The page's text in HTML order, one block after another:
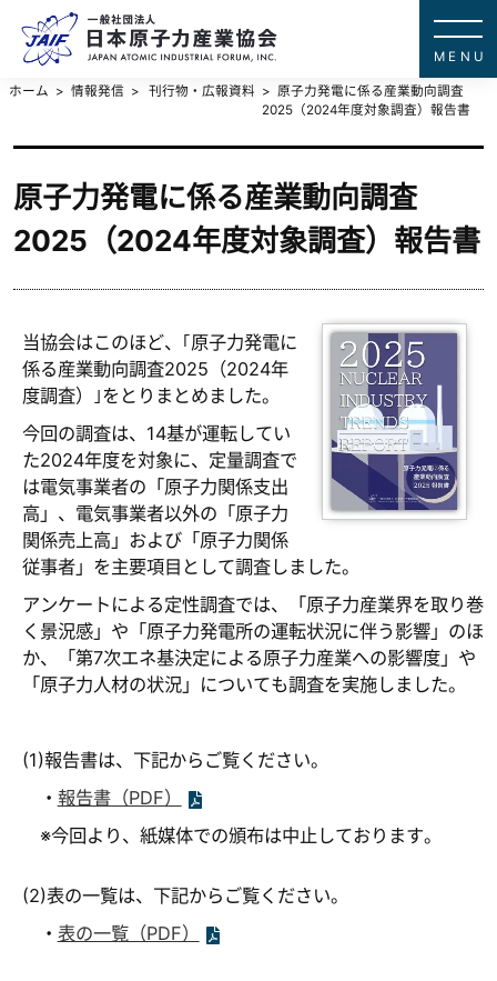
ホーム 情報発信 刊行物・広報資料
原子力発電に係る産業動向調査
2025（2024年度対象調査）報告書
原子力発電に係る産業動向調査
2025（2024年度対象調査）報告書
当協会はこのほど、｢原子力発電に
係る産業動向調査2025（2024年
度調査）｣をとりまとめました。
今回の調査は、14基が運転してい
た2024年度を対象に、定量調査で
は電気事業者の「原子力関係支出
高」、電気事業者以外の「原子力
関係売上高」および「原子力関係
従事者」を主要項目として調査しました。
アンケートによる定性調査では、「原子力産業界を取り巻
く景況感」や「原子力発電所の運転状況に伴う影響」のほ
か、「第7次エネ基決定による原子力産業への影響度」や
「原子力人材の状況」についても調査を実施しました。
(1)報告書は、下記からご覧ください。
・ 報告書（PDF）
※今回より、紙媒体での頒布は中止しております。
(2)表の一覧は、下記からご覧ください。
・ 表の一覧（PDF）